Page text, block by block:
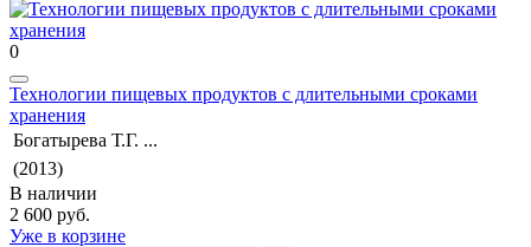
0
Технологии пищевых продуктов с длительными сроками
хранения
Богатырева Т.Г. ...
(2013)
В наличии
2 600 руб.
Уже в корзине